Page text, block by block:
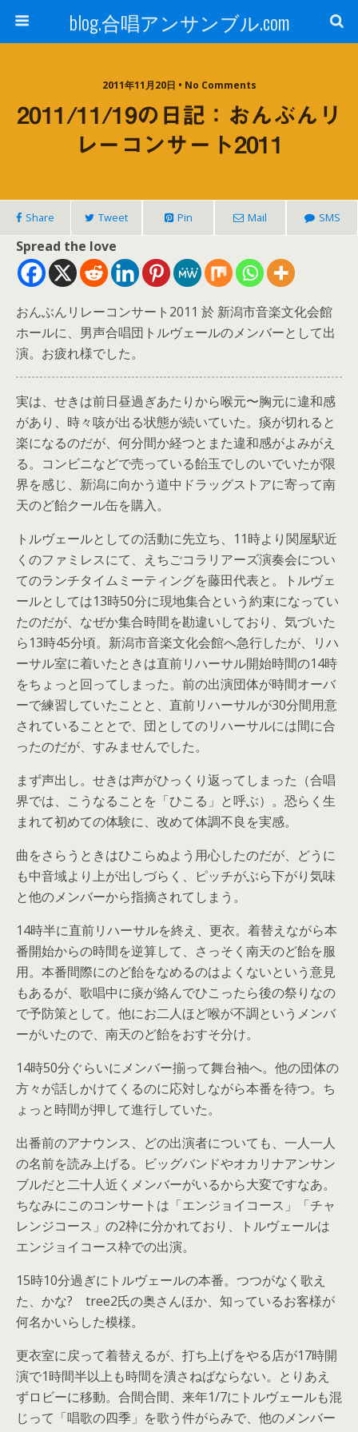
blog.合唱アンサンブル.com
2011年11月20日 • No Comments
2011/11/19の日記：おんぶんリ
レーコンサート2011
Share Tweet Pin Mail SMS
Spread the love
おんぶんリレーコンサート2011 於 新潟市音楽文化会館
ホールに、男声合唱団トルヴェールのメンバーとして出
演。お疲れ様でした。
実は、せきは前日昼過ぎあたりから喉元〜胸元に違和感
があり、時々咳が出る状態が続いていた。痰が切れると
楽になるのだが、何分間か経つとまた違和感がよみがえ
る。コンビニなどで売っている飴玉でしのいでいたが限
界を感じ、新潟に向かう道中ドラッグストアに寄って南
天のど飴クール缶を購入。
トルヴェールとしての活動に先立ち、11時より関屋駅近
くのファミレスにて、えちごコラリアーズ演奏会につい
てのランチタイムミーティングを藤田代表と。トルヴェ
ールとしては13時50分に現地集合という約束になってい
たのだが、なぜか集合時間を勘違いしており、気づいた
ら13時45分頃。新潟市音楽文化会館へ急行したが、リハ
ーサル室に着いたときは直前リハーサル開始時間の14時
をちょっと回ってしまった。前の出演団体が時間オーバ
ーで練習していたことと、直前リハーサルが30分間用意
されていることとで、団としてのリハーサルには間に合
ったのだが、すみませんでした。
まず声出し。せきは声がひっくり返ってしまった（合唱
界では、こうなることを「ひこる」と呼ぶ）。恐らく生
まれて初めての体験に、改めて体調不良を実感。
曲をさらうときはひこらぬよう用心したのだが、どうに
も中音域より上が出しづらく、ピッチがぶら下がり気味
と他のメンバーから指摘されてしまう。
14時半に直前リハーサルを終え、更衣。着替えながら本
番開始からの時間を逆算して、さっそく南天のど飴を服
用。本番間際にのど飴をなめるのはよくないという意見
もあるが、歌唱中に痰が絡んでひこったら後の祭りなの
で予防策として。他にお二人ほど喉が不調というメンバ
ーがいたので、南天のど飴をおすそ分け。
14時50分ぐらいにメンバー揃って舞台袖へ。他の団体の
方々が話しかけてくるのに応対しながら本番を待つ。ち
ょっと時間が押して進行していた。
出番前のアナウンス、どの出演者についても、一人一人
の名前を読み上げる。ビッグバンドやオカリナアンサン
ブルだと二十人近くメンバーがいるから大変ですなあ。
ちなみにこのコンサートは「エンジョイコース」「チャ
レンジコース」の2枠に分かれており、トルヴェールは
エンジョイコース枠での出演。
15時10分過ぎにトルヴェールの本番。つつがなく歌え
た、かな? tree2氏の奥さんほか、知っているお客様が
何名かいらした模様。
更衣室に戻って着替えるが、打ち上げをやる店が17時開
演で1時間半以上も時間を潰さねばならない。とりあえ
ずロビーに移動。合間合間、来年1/7にトルヴェールも混
じって「唱歌の四季」を歌う件がらみで、他のメンバー